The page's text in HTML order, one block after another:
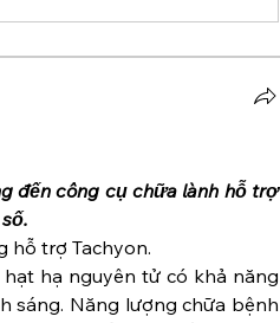
đến công cụ chữa lành hỗ trợ
hỗ trợ Tachyon.
hạ nguyên tử có khả năng
sáng. Năng lượng chữa bệnh